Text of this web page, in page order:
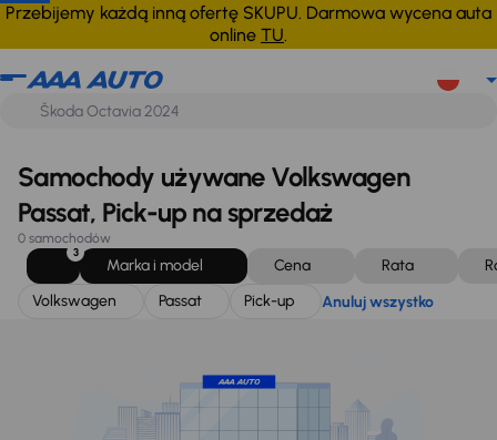
Przebijemy każdą inną ofertę SKUPU. Darmowa wycena auta
online TU.
Volkswagen Passat Pick-up Anuluj wszystko
Samochody używane Volkswagen
Passat, Pick-up na sprzedaż
0 samochodów
3
Marka i model Cena Rata
Volkswagen
Passat Pick-up Anuluj wszystko